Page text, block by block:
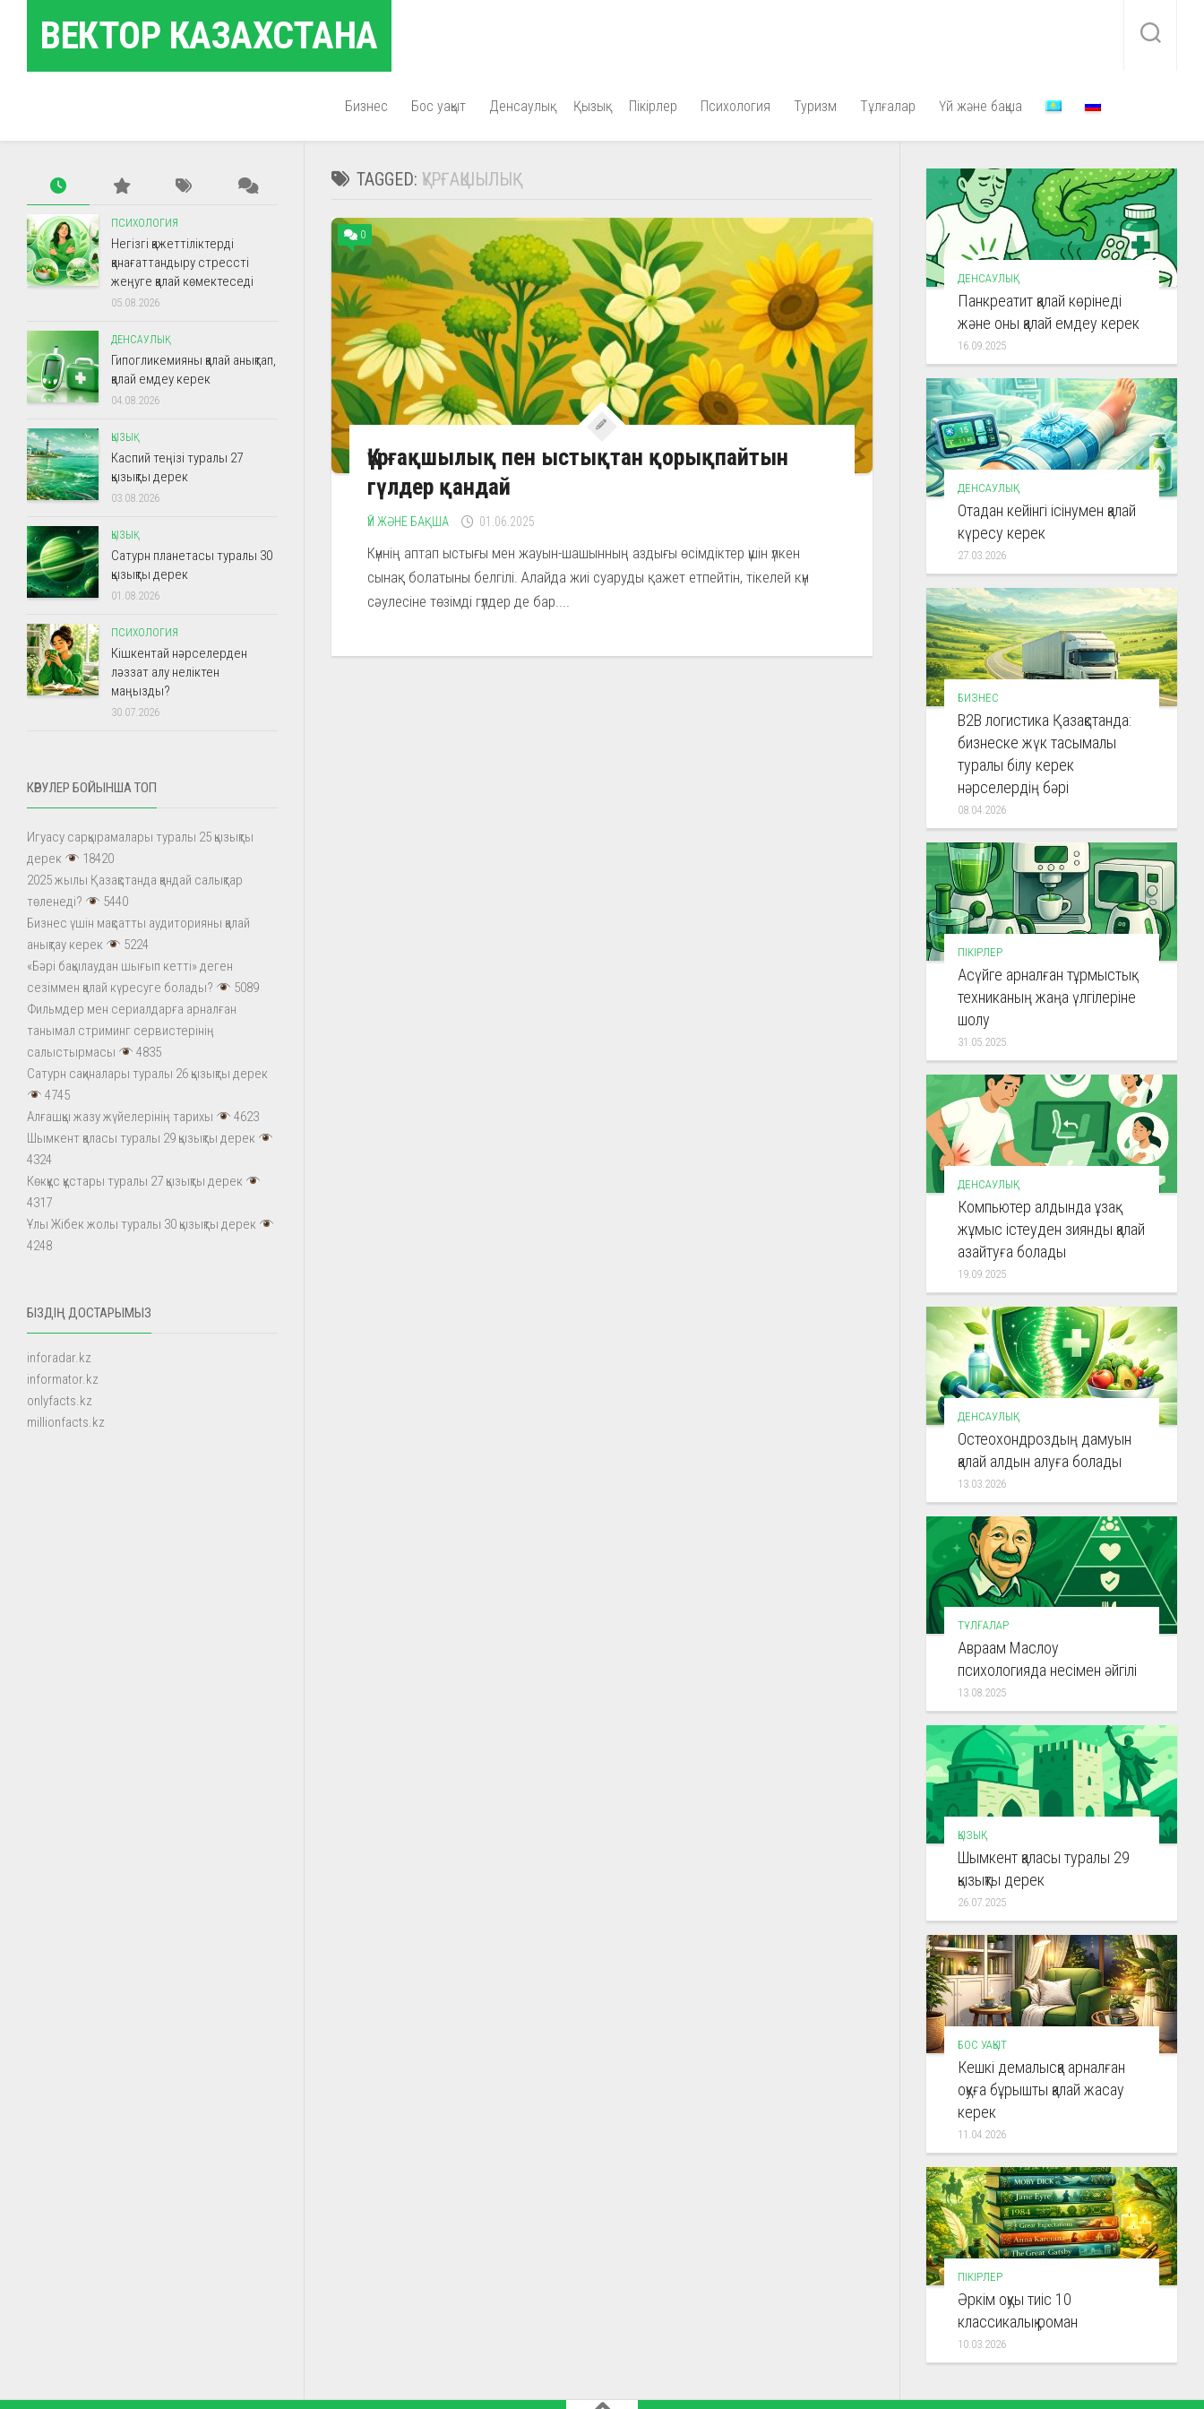
contentВЕКТОР КАЗАХСТАНА
Бизнес Бос уақыт Денсаулық Қызық Пікірлер Психология Туризм Тұлғалар Үй және бақша
TAGGED: ҚҰРҒАҚШЫЛЫҚ
0
Құрғақшылық пен ыстықтан қорықпайтын
гүлдер қандай
ҮЙ ЖӘНЕ БАҚША 01.06.2025
Күннің аптап ыстығы мен жауын-шашынның аздығы өсімдіктер үшін үлкен
сынақ болатыны белгілі. Алайда жиі суаруды қажет етпейтін, тікелей күн
сәулесіне төзімді гүлдер де бар....
ПСИХОЛОГИЯ
Негізгі қажеттіліктерді
қанағаттандыру стрессті
жеңуге қалай көмектеседі
05.08.2026
ДЕНСАУЛЫҚ
Гипогликемияны қалай анықтап,
қалай емдеу керек
04.08.2026
ҚЫЗЫҚ
Каспий теңізі туралы 27
қызықты дерек
03.08.2026
ҚЫЗЫҚ
Сатурн планетасы туралы 30
қызықты дерек
01.08.2026
ПСИХОЛОГИЯ
Кішкентай нәрселерден
ләззат алу неліктен
маңызды?
30.07.2026
КӨРУЛЕР БОЙЫНША ТОП
Игуасу сарқырамалары туралы 25 қызықты
дерек
18420
2025 жылы Қазақстанда қандай салықтар
төленеді?
5440
Бизнес үшін мақсатты аудиторияны қалай
анықтау керек
5224
«Бәрі бақылаудан шығып кетті» деген
сезіммен қалай күресуге болады?
5089
Фильмдер мен сериалдарға арналған
танымал стриминг сервистерінің
салыстырмасы
4835
Сатурн сақиналары туралы 26 қызықты дерек
4745
Алғашқы жазу жүйелерінің тарихы
4623
Шымкент қаласы туралы 29 қызықты дерек
4324
Көкқұс құстары туралы 27 қызықты дерек
4317
Ұлы Жібек жолы туралы 30 қызықты дерек
4248
БІЗДІҢ ДОСТАРЫМЫЗ
inforadar.kz
informator.kz
onlyfacts.kz
millionfacts.kz
ДЕНСАУЛЫҚ
Панкреатит қалай көрінеді
және оны қалай емдеу керек
16.09.2025
ДЕНСАУЛЫҚ
Отадан кейінгі ісінумен қалай
күресу керек
27.03.2026
БИЗНЕС
B2B логистика Қазақстанда:
бизнеске жүк тасымалы
туралы білу керек
нәрселердің бәрі
08.04.2026
ПІКІРЛЕР
Асүйге арналған тұрмыстық
техниканың жаңа үлгілеріне
шолу
31.05.2025
ДЕНСАУЛЫҚ
Компьютер алдында ұзақ
жұмыс істеуден зиянды қалай
азайтуға болады
19.09.2025
ДЕНСАУЛЫҚ
Остеохондроздың дамуын
қалай алдын алуға болады
13.03.2026
ТҰЛҒАЛАР
Авраам Маслоу
психологияда несімен әйгілі
13.08.2025
ҚЫЗЫҚ
Шымкент қаласы туралы 29
қызықты дерек
26.07.2025
БОС УАҚЫТ
Кешкі демалысқа арналған
оқуға бұрышты қалай жасау
керек
11.04.2026
ПІКІРЛЕР
Әркім оқуы тиіс 10
классикалық роман
10.03.2026